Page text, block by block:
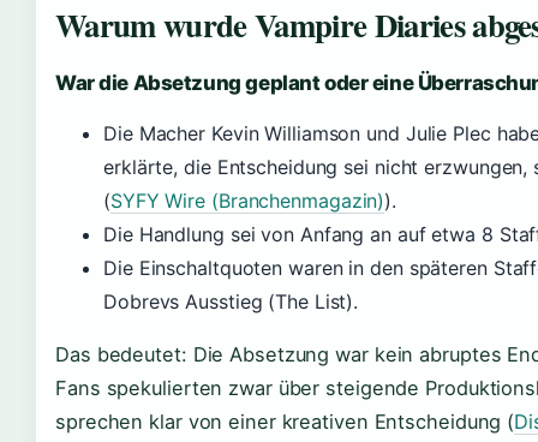
Warum wurde Vampire Diaries
War die Absetzung geplant oder eine
Die Macher Kevin Williamson und Julie Plec
erklärte, die Entscheidung sei nicht erzwungen,
(SYFY Wire (Branchenmagazin)).
Die Handlung sei von Anfang an auf etwa 8
Die Einschaltquoten waren in den späteren
Dobrevs Ausstieg (The List).
Das bedeutet: Die Absetzung war kein abruptes
Fans spekulierten zwar über steigende
sprechen klar von einer kreativen Entscheidung (